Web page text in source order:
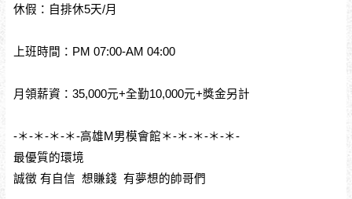
休假：自排休5天/月
上班時間：PM 07:00-AM 04:00
月領薪資：35,000元+全勤10,000元+獎金另計
-＊-＊-＊-＊-高雄M男模會館＊-＊-＊-＊-＊-
最優質的環境
誠徵 有自信 想賺錢 有夢想的帥哥們